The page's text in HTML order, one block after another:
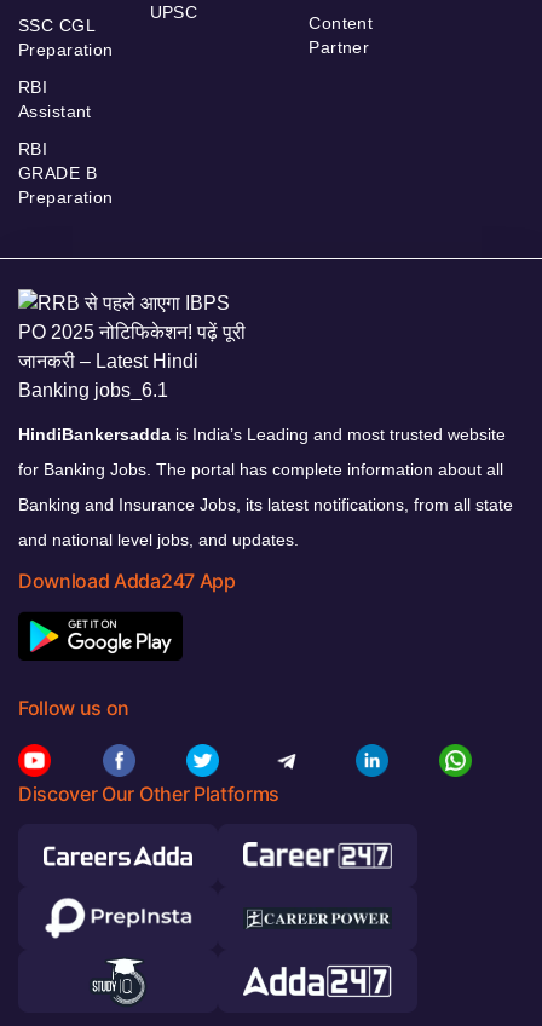
SSC CGL
Preparation
RBI
Assistant
RBI
GRADE B
Preparation
UPSC
Content
Partner
HindiBankersadda is India’s Leading and most trusted website
for Banking Jobs. The portal has complete information about all
Banking and Insurance Jobs, its latest notifications, from all state
and national level jobs, and updates.
Download Adda247 App
Follow us on
Discover Our Other Platforms